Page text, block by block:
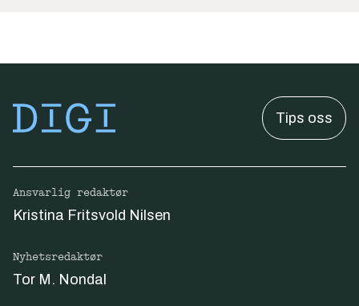
Tips oss
Ansvarlig redaktør
Kristina Fritsvold Nilsen
Nyhetsredaktør
Tor M. Nondal